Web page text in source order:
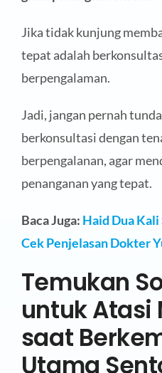
Jika tidak kunjung
tepat adalah
berpengalaman.
Jadi, jangan pernah
berkonsultasi dengan
berpengalanan, agar
penanganan yang tepat.
Baca Juga: Haid Dua
Cek Penjelasan Dokter
Temukan
untuk Atasi
saat
Utama